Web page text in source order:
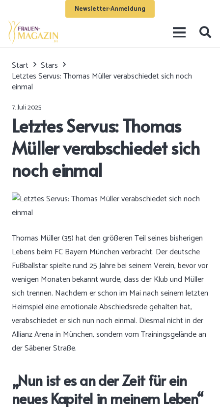
Newsletter-Anmeldung
Start
Stars
Letztes Servus: Thomas Müller verabschiedet sich noch
einmal
7. Juli 2025
Letztes Servus: Thomas
Müller verabschiedet sich
noch einmal
Thomas Müller (35) hat den größeren Teil seines bisherigen
Lebens beim FC Bayern München verbracht. Der deutsche
Fußballstar spielte rund 25 Jahre bei seinem Verein, bevor vor
wenigen Monaten bekannt wurde, dass der Klub und Müller
sich trennen. Nachdem er schon im Mai nach seinem letzten
Heimspiel eine emotionale Abschiedsrede gehalten hat,
verabschiedet er sich nun noch einmal. Diesmal nicht in der
Allianz Arena in München, sondern vom Trainingsgelände an
der Säbener Straße.
„Nun ist es an der Zeit für ein
neues Kapitel in meinem Leben“